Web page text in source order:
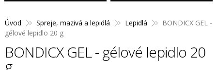
Úvod Spreje, mazivá a lepidlá Lepidlá
BONDICX GEL -
gélové lepidlo 20 g
BONDICX GEL - gélové lepidlo 20